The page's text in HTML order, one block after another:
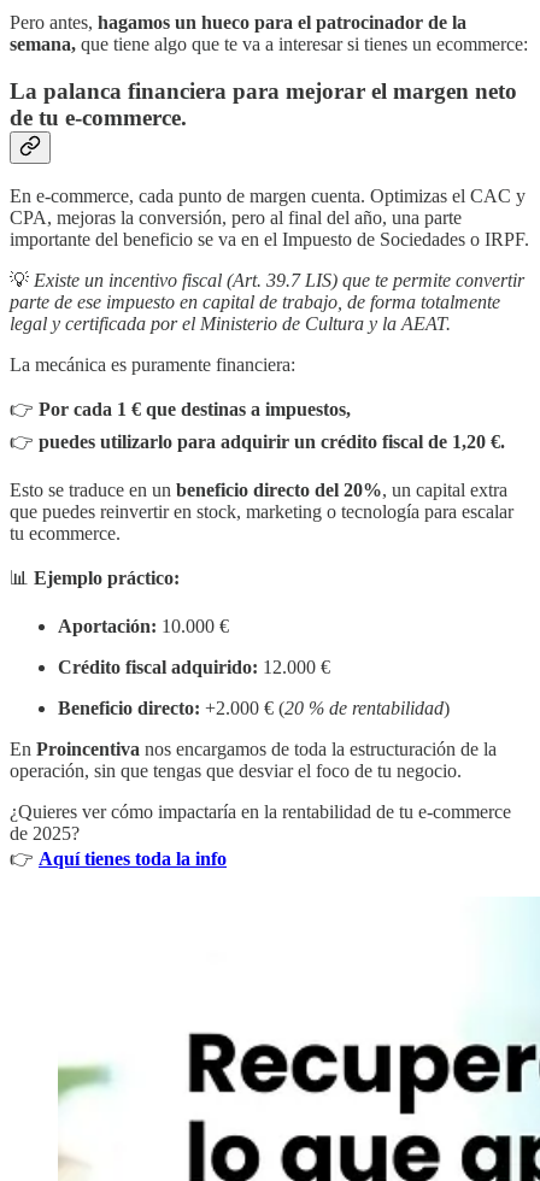
Pero antes, hagamos un hueco para el patrocinador de la
semana, que tiene algo que te va a interesar si tienes un ecommerce:
La palanca financiera para mejorar el margen neto
de tu e-commerce.
En e-commerce, cada punto de margen cuenta. Optimizas el CAC y
CPA, mejoras la conversión, pero al final del año, una parte
importante del beneficio se va en el Impuesto de Sociedades o IRPF.
💡 Existe un incentivo fiscal (Art. 39.7 LIS) que te permite convertir
parte de ese impuesto en capital de trabajo, de forma totalmente
legal y certificada por el Ministerio de Cultura y la AEAT.
La mecánica es puramente financiera:
👉 Por cada 1 € que destinas a impuestos,
👉 puedes utilizarlo para adquirir un crédito fiscal de 1,20 €.
Esto se traduce en un beneficio directo del 20%, un capital extra
que puedes reinvertir en stock, marketing o tecnología para escalar
tu ecommerce.
📊 Ejemplo práctico:
Aportación: 10.000 €
Crédito fiscal adquirido: 12.000 €
Beneficio directo: +2.000 € (20 % de rentabilidad)
En Proincentiva nos encargamos de toda la estructuración de la
operación, sin que tengas que desviar el foco de tu negocio.
¿Quieres ver cómo impactaría en la rentabilidad de tu e-commerce
de 2025?
👉 Aquí tienes toda la info